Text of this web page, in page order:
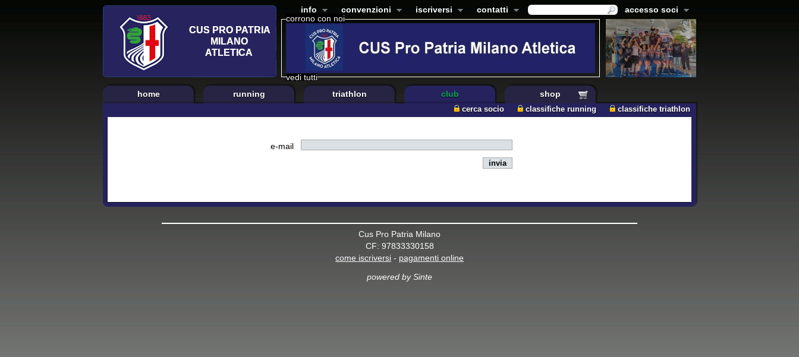
corrono con noi
vedi tutti
info convenzioni iscriversi contatti accesso soci
home running triathlon club shop
cerca socio classifiche running classifiche triathlon
e-mail
Cus Pro Patria Milano
CF: 97833330158
come iscriversi - pagamenti online
powered by Sinte